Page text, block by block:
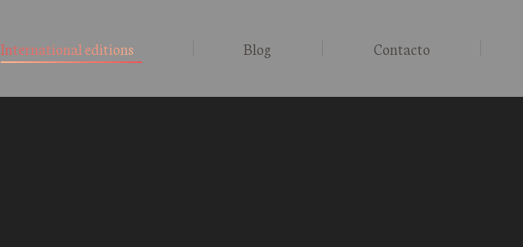
International editions Blog Contacto